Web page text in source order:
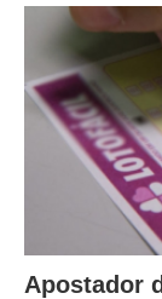
Apostador